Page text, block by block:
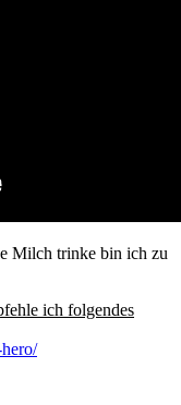
Milch trinke bin ich zu
ich folgendes